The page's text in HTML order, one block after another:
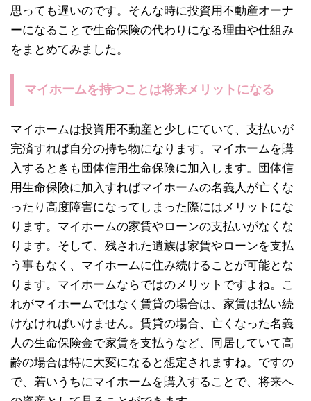
思っても遅いのです。そんな時に投資用不動産オーナ
ーになることで生命保険の代わりになる理由や仕組み
をまとめてみました。
マイホームを持つことは将来メリットになる
マイホームは投資用不動産と少しにていて、支払いが
完済すれば自分の持ち物になります。マイホームを購
入するときも団体信用生命保険に加入します。団体信
用生命保険に加入すればマイホームの名義人が亡くな
ったり高度障害になってしまった際にはメリットにな
ります。マイホームの家賃やローンの支払いがなくな
ります。そして、残された遺族は家賃やローンを支払
う事もなく、マイホームに住み続けることが可能とな
ります。マイホームならではのメリットですよね。こ
れがマイホームではなく賃貸の場合は、家賃は払い続
けなければいけません。賃貸の場合、亡くなった名義
人の生命保険金で家賃を支払うなど、同居していて高
齢の場合は特に大変になると想定されますね。ですの
で、若いうちにマイホームを購入することで、将来へ